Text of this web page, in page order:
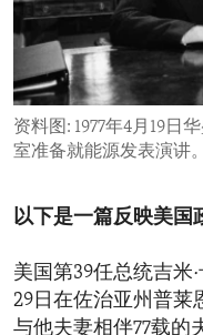
ECONOMY AND
ENVIRONMENT AND
IDEALS AND
资料图: 1977年4月19日
室准备就能源发表演讲。
以下是一篇反映美国
美国第39任总统吉米
29日在佐治亚州普莱
与他夫妻相伴77载的